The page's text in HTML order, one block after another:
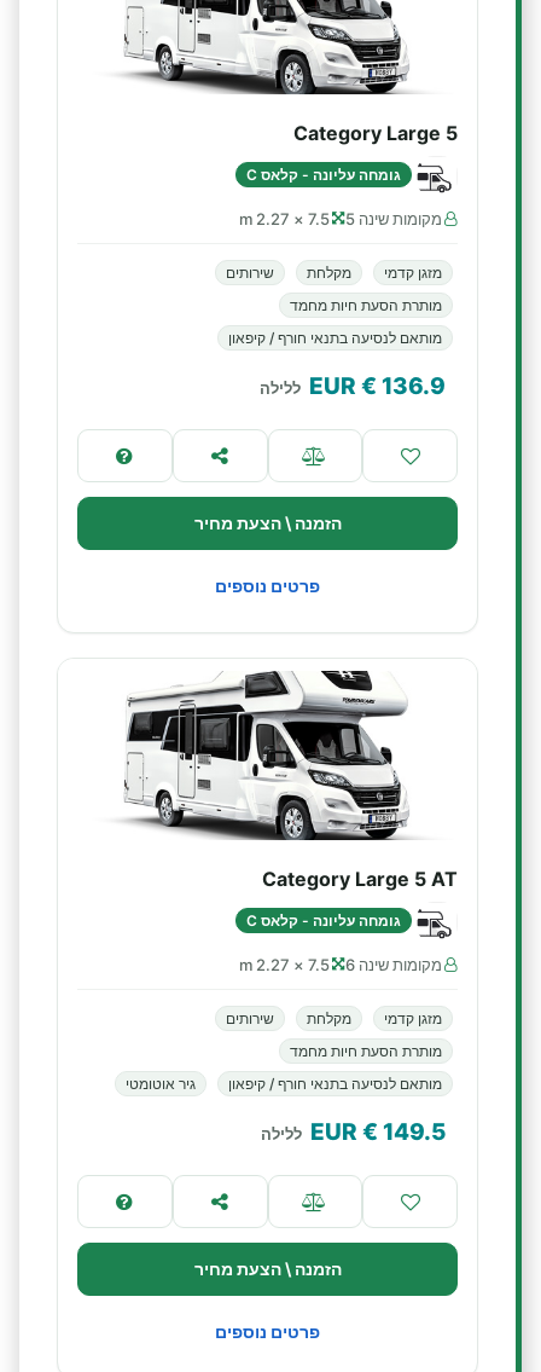
Category Large 5
גומחה עליונה - קלאס C
מקומות שינה 5 7.5 × 2.27 m
מזגן קדמי מקלחת
שירותים
מותרת הסעת חיות מחמד
מותאם לנסיעה בתנאי חורף / קיפאון
136.9
€ EUR ללילה
הזמנה \ הצעת מחיר
פרטים נוספים
Category Large 5 AT
גומחה עליונה - קלאס C
מקומות שינה 6 7.5 × 2.27 m
מזגן קדמי מקלחת
שירותים
מותרת הסעת חיות מחמד
מותאם לנסיעה בתנאי חורף / קיפאון
גיר אוטומטי
149.5
€ EUR ללילה
הזמנה \ הצעת מחיר
פרטים נוספים